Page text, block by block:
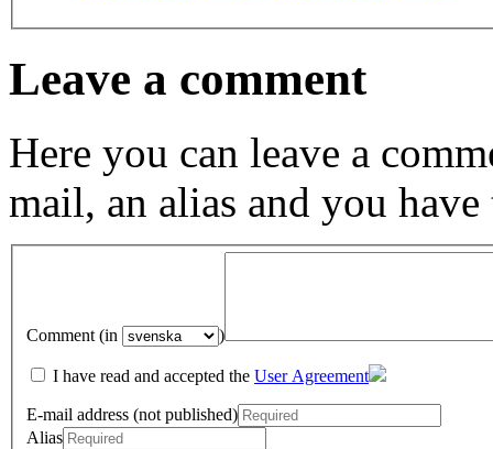
Leave a comment
Here you can leave a
mail, an alias and you have
Comment (in )
I have read and accepted the User Agreement
E-mail address (not published)
Alias